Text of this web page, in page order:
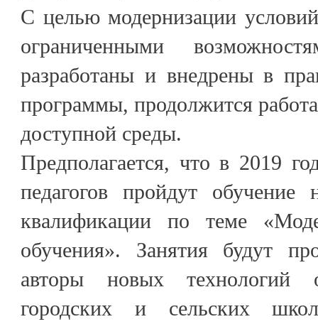
С целью модернизации
ограниченными
разработаны и внедрены в
программы, продолжится
доступной среды.
Предполагается, что в 2019
педагогов пройдут
квалификации по теме
обучения». Занятия будут
авторы новых технологий
городских и сельских